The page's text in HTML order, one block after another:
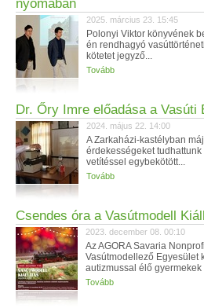
nyomában
2025. március 23. 15:45
Polonyi Viktor könyvének
én rendhagyó
kötetet jegyző...
Tovább
Dr. Őry Imre előadása a Vasúti
2024. május 22. 14:00
A Zarkaházi-kastélyban
érdekességeket
vetítéssel egybekötött...
Tovább
Csendes óra a Vasútmodell
2023. december 08. 00:10
Az AGORA Savaria
Vasútmodellező Egyesület
autizmussal élő gyermekek
Tovább